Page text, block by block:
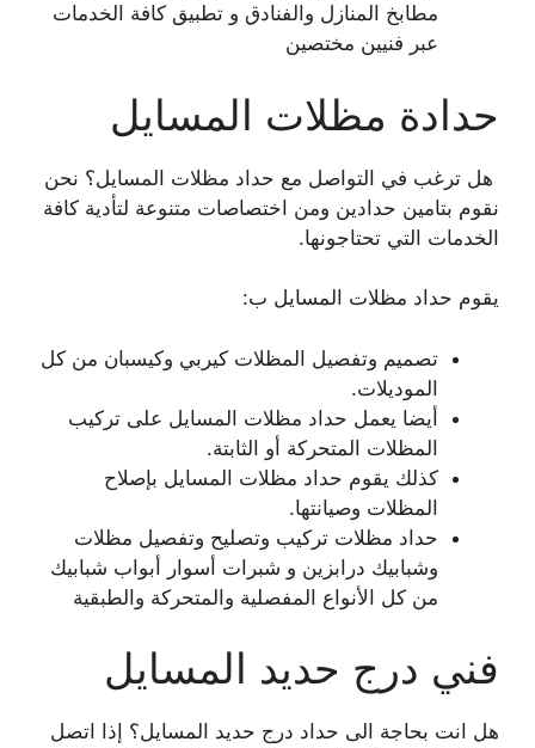
مطابخ المنازل والفنادق و تطبيق كافة الخدمات
عبر فنيين مختصين
حدادة مظلات المسايل
هل ترغب في التواصل مع حداد مظلات المسايل؟ نحن
نقوم بتامين حدادين ومن اختصاصات متنوعة لتأدية كافة
الخدمات التي تحتاجونها.
يقوم حداد مظلات المسايل ب:
تصميم وتفصيل المظلات كيربي وكيسبان من كل
الموديلات.
أيضا يعمل حداد مظلات المسايل على تركيب
المظلات المتحركة أو الثابتة.
كذلك يقوم حداد مظلات المسايل بإصلاح
المظلات وصيانتها.
حداد مظلات تركيب وتصليح وتفصيل مظلات
وشبابيك درابزين و شبرات أسوار أبواب شبابيك
من كل الأنواع المفصلية والمتحركة والطبقية
فني درج حديد المسايل
هل انت بحاجة الى حداد درج حديد المسايل؟ إذا اتصل